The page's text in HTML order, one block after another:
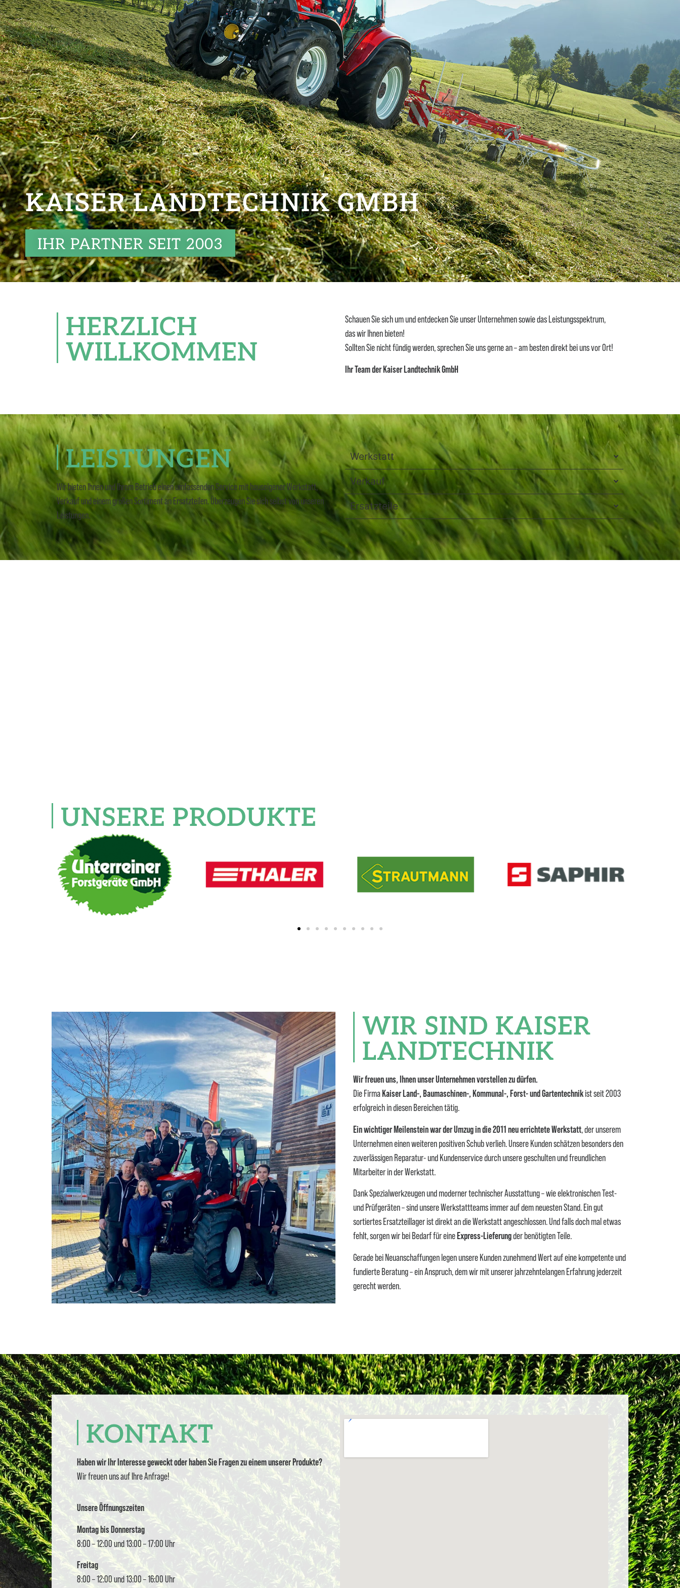
VERKAUF, ERSATZTEILE,WERKSTATT
WIR SIND FÜR SIE DA, WENN SIE UNS BRAUCHEN
HERZLICH
WILLKOMMEN
Schauen Sie sich um und entdecken Sie unser Unternehmen sowie das Leistungsspektrum,
das wir Ihnen bieten!
Sollten Sie nicht fündig werden, sprechen Sie uns gerne an – am besten direkt bei uns vor Ort!
Ihr Team der Kaiser Landtechnik GmbH
LEISTUNGEN
Wir bieten Ihnen und Ihrem Betrieb einen umfassenden Service mit hauseigener Werkstatt,
Verkauf und einem großen Sortiment an Ersatzteilen. Überzeugen Sie sich selbst von unseren
Leistungen.
Werkstatt
Verkauf
Ersatzteile
UNSERE PRODUKTE
WIR SIND KAISER
LANDTECHNIK
Wir freuen uns, Ihnen unser Unternehmen vorstellen zu dürfen.
Die Firma Kaiser Land-, Baumaschinen-, Kommunal-, Forst- und Gartentechnikist seit 2003
erfolgreich in diesen Bereichen tätig.
Ein wichtiger Meilenstein war der Umzug in die 2011 neu errichtete Werkstatt, der unserem
Unternehmen einen weiteren positiven Schub verlieh. Unsere Kunden schätzen besonders den
zuverlässigen Reparatur- und Kundenservice durch unsere geschulten und freundlichen
Mitarbeiter in der Werkstatt.
Dank Spezialwerkzeugen und moderner technischer Ausstattung – wie elektronischen Test-
und Prüfgeräten – sind unsere Werkstattteams immer auf dem neuesten Stand. Ein gut
sortiertes Ersatzteillager ist direkt an die Werkstatt angeschlossen. Und falls doch mal etwas
fehlt, sorgen wir bei Bedarf für eine Express-Lieferungder benötigten Teile.
Gerade bei Neuanschaffungen legen unsere Kunden zunehmend Wert auf eine kompetente und
fundierte Beratung – ein Anspruch, dem wir mit unserer jahrzehntelangen Erfahrung jederzeit
gerecht werden.
KONTAKT
Haben wir Ihr Interesse geweckt oder haben Sie Fragen zu einem unserer Produkte?
Wir freuen uns auf Ihre Anfrage!
Unsere Öffnungszeiten
Montag bis Donnerstag
8:00 – 12:00 und 13:00 – 17:00 Uhr
Freitag
8:00 – 12:00 und 13:00 – 16:00 Uhr